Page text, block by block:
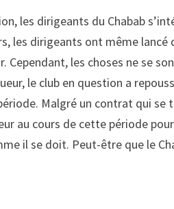
les dirigeants du Chabab
les dirigeants ont même
les choses ne se
le club en question a
Malgré un contrat qui se
au cours de cette période
il se doit. Peut-être que le